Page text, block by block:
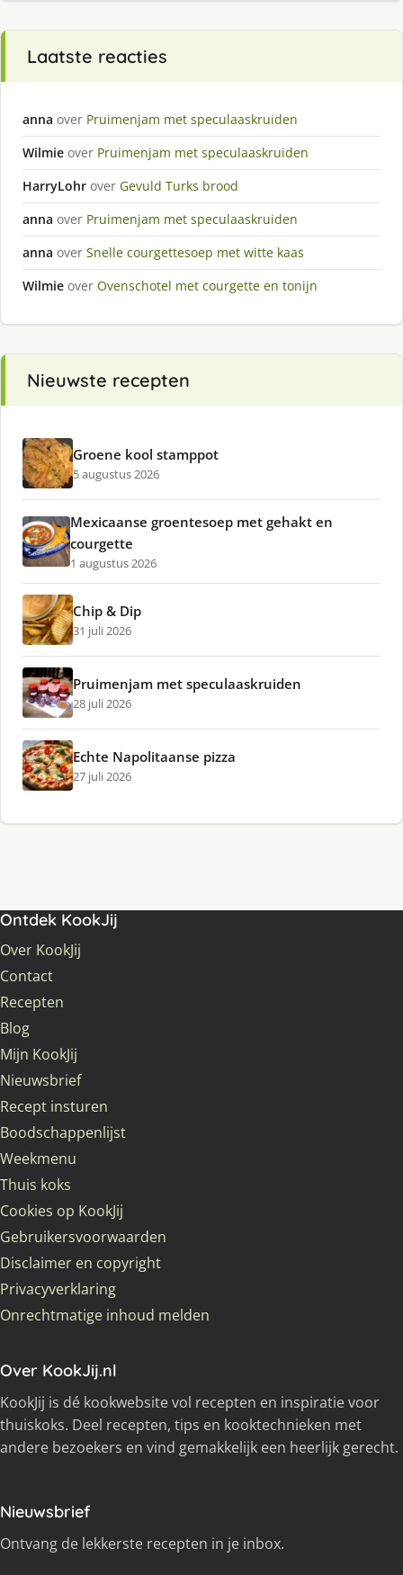
Laatste reacties
anna over Pruimenjam met speculaaskruiden
Wilmie over Pruimenjam met speculaaskruiden
HarryLohr over Gevuld Turks brood
anna over Pruimenjam met speculaaskruiden
anna over Snelle courgettesoep met witte kaas
Wilmie over Ovenschotel met courgette en tonijn
Nieuwste recepten
Groene kool stamppot
5 augustus 2026
Mexicaanse groentesoep met gehakt en
courgette
1 augustus 2026
Chip & Dip
31 juli 2026
Pruimenjam met speculaaskruiden
28 juli 2026
Echte Napolitaanse pizza
27 juli 2026
Ontdek KookJij
Over KookJij
Contact
Recepten
Blog
Mijn KookJij
Nieuwsbrief
Recept insturen
Boodschappenlijst
Weekmenu
Thuis koks
Cookies op KookJij
Gebruikersvoorwaarden
Disclaimer en copyright
Privacyverklaring
Onrechtmatige inhoud melden
Over KookJij.nl
KookJij is dé kookwebsite vol recepten en inspiratie voor
thuiskoks. Deel recepten, tips en kooktechnieken met
andere bezoekers en vind gemakkelijk een heerlijk gerecht.
Nieuwsbrief
Ontvang de lekkerste recepten in je inbox.